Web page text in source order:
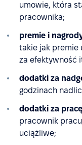
umowie, która
pracownika;
premie i
takie jak premie
za efektywność
dodatki za
godzinach
dodatki za
pracownik
uciążliwe;